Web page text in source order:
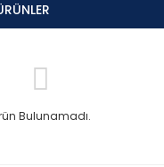
Bulunamadı.